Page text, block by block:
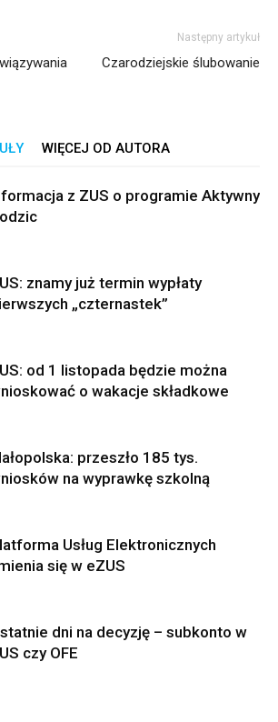
Następny artykuł
Czarodziejskie ślubowanie
WIĘCEJ OD AUTORA
z ZUS o programie Aktywny
znamy już termin wypłaty
„czternastek”
od 1 listopada będzie można
o wakacje składkowe
przeszło 185 tys.
na wyprawkę szkolną
Usług Elektronicznych
się w eZUS
dni na decyzję – subkonto w
czy OFE